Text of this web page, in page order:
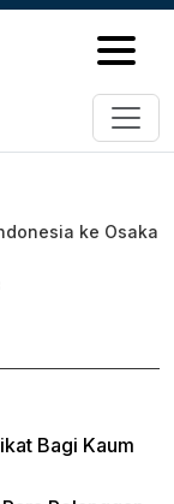
ke Osaka
Bagi Kaum